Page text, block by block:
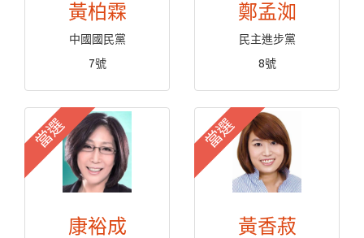
黃柏霖
中國國民黨
7號
鄭孟洳
民主進步黨
8號
當選
康裕成
當選
黃香菽